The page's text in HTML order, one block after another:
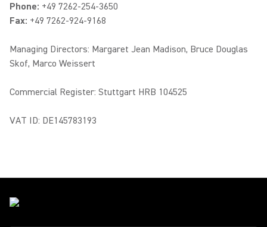
Phone: +49 7262-254-3650
Fax: +49 7262-924-9168
Managing Directors: Margaret Jean Madison, Bruce Douglas
Skof, Marco Weissert
Commercial Register: Stuttgart HRB 104525
VAT ID: DE145783193